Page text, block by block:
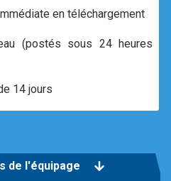
en téléchargement
(postés sous 24 heures
14 jours
de l'équipage